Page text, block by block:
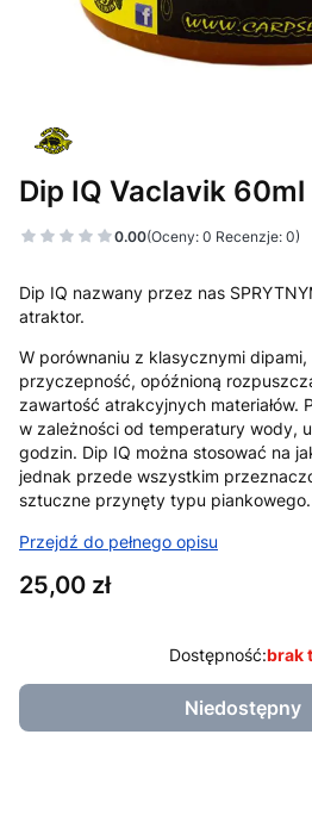
Dip IQ Vaclavik
0.00(Oceny: 0 Recenzje: 0)
Dip IQ nazwany przez nas
atraktor.
W porównaniu z klasycznymi
przyczepność, opóźnioną
zawartość atrakcyjnych materiałów.
w zależności od temperatury wody,
godzin. Dip IQ można stosować na
jednak przede wszystkim
sztuczne przynęty typu piankowego.
Przejdź do pełnego opisu
Cena
25,00 zł
Dostępność:brak
Niedostępny